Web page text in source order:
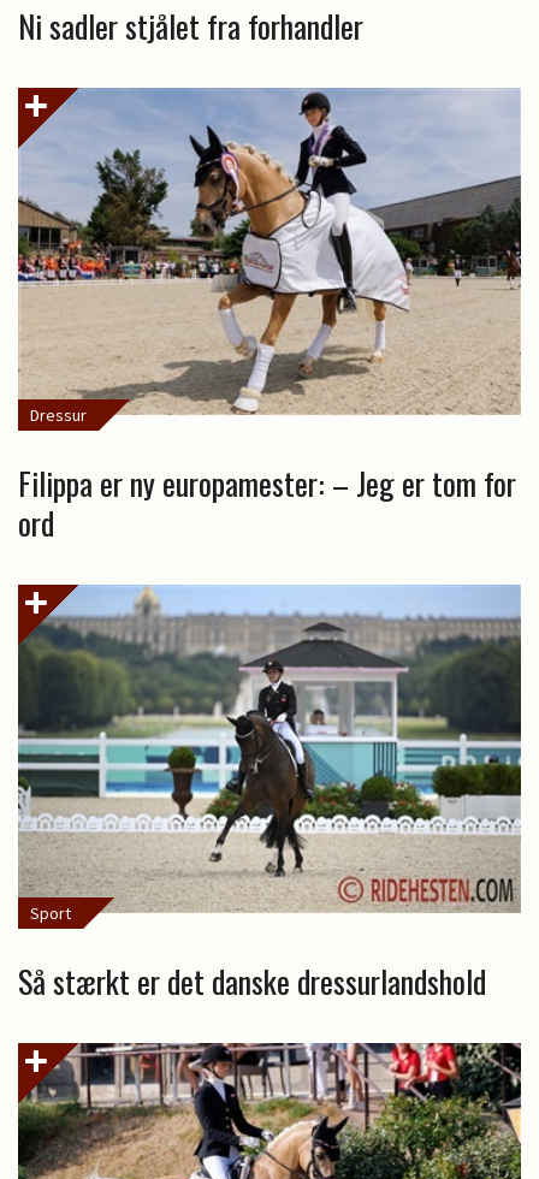
Ni sadler stjålet fra forhandler
Dressur
Filippa er ny europamester: – Jeg er tom for
ord
Sport
Så stærkt er det danske dressurlandshold